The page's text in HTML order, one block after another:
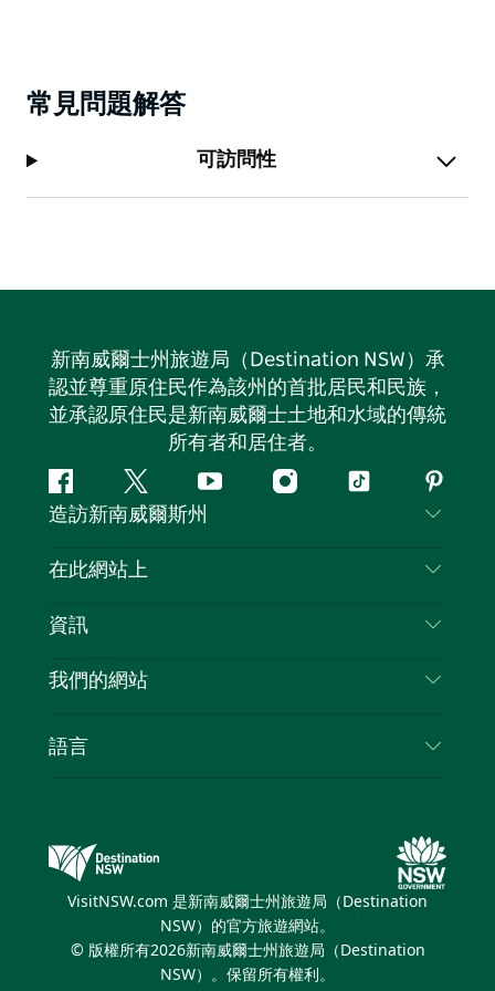
常見問題解答
可訪問性
新南威爾士州旅遊局（Destination NSW）承
認並尊重原住民作為該州的首批居民和民族，
並承認原住民是新南威爾士土地和水域的傳統
所有者和居住者。
Facebook嘰
嘰
喳
Youtube Instagram
抖
造訪新南威爾斯州
聯絡我們
隱私
Cookie 通知
在此網站上
目的地
新南威爾士州公路旅行
活動
資訊
旅行資訊
新南威爾士州的商業
我們的網站
新南威爾士州旅遊局（Destination NSW）媒體中
繽紛雪梨燈光音樂節
語言
VisitNSW.com 是新南威爾士州旅遊局（Destination
NSW）的官方旅遊網站。
© 版權所有2026新南威爾士州旅遊局（Destination
NSW）。保留所有權利。